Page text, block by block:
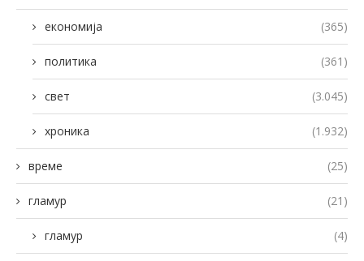
економија (365)
политика (361)
свет (3.045)
хроника (1.932)
време (25)
гламур (21)
гламур (4)